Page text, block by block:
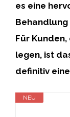
es eine
Behandlung
Für
legen, ist
definitiv
NEU